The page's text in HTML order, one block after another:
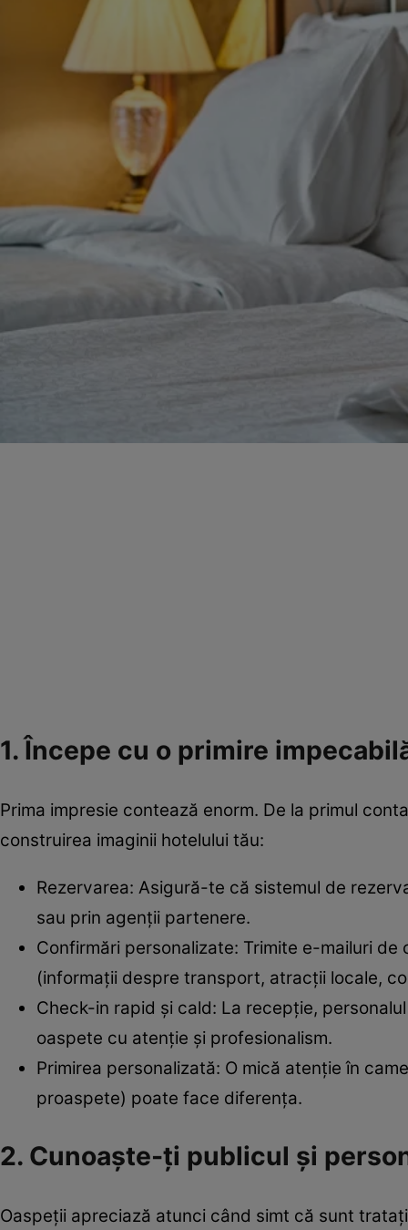
1. Începe cu o primire
Prima impresie contează enorm. De la primul
construirea imaginii hotelului tău:
Rezervarea: Asigură-te că sistemul de
sau prin agenții partenere.
Confirmări personalizate: Trimite e-mailuri
(informații despre transport, atracții locale,
Check-in rapid și cald: La recepție,
oaspete cu atenție și profesionalism.
Primirea personalizată: O mică atenție în
proaspete) poate face diferența.
2. Cunoaște-ți publicul și
Oaspeții apreciază atunci când simt că sunt